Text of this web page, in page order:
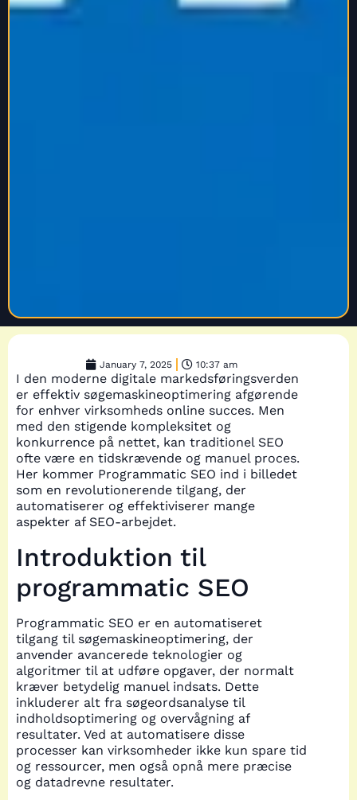
January 7, 2025 10:37 am
I den moderne digitale markedsføringsverden
er effektiv søgemaskineoptimering afgørende
for enhver virksomheds online succes. Men
med den stigende kompleksitet og
konkurrence på nettet, kan traditionel SEO
ofte være en tidskrævende og manuel proces.
Her kommer Programmatic SEO ind i billedet
som en revolutionerende tilgang, der
automatiserer og effektiviserer mange
aspekter af SEO-arbejdet.
Introduktion til
programmatic SEO
Programmatic SEO er en automatiseret
tilgang til søgemaskineoptimering, der
anvender avancerede teknologier og
algoritmer til at udføre opgaver, der normalt
kræver betydelig manuel indsats. Dette
inkluderer alt fra søgeordsanalyse til
indholdsoptimering og overvågning af
resultater. Ved at automatisere disse
processer kan virksomheder ikke kun spare tid
og ressourcer, men også opnå mere præcise
og datadrevne resultater.